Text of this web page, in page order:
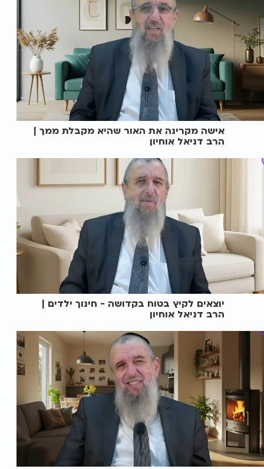
אישה מקרינה את האור שהיא מקבלת ממך |
הרב דניאל אוחיון
יוצאים לקיץ בטוח בקדושה - חינוך ילדים |
הרב דניאל אוחיון